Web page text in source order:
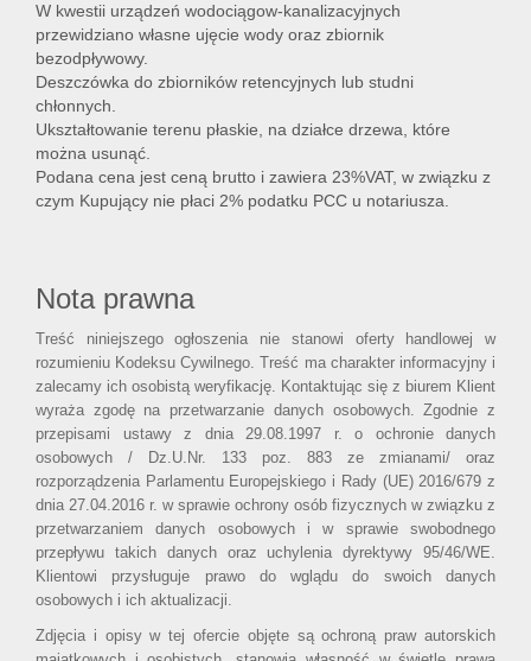
W kwestii urządzeń wodociągow-kanalizacyjnych
przewidziano własne ujęcie wody oraz zbiornik
bezodpływowy.
Deszczówka do zbiorników retencyjnych lub studni
chłonnych.
Ukształtowanie terenu płaskie, na działce drzewa, które
można usunąć.
Podana cena jest ceną brutto i zawiera 23%VAT, w związku z
czym Kupujący nie płaci 2% podatku PCC u notariusza.
Nota prawna
Treść niniejszego ogłoszenia nie stanowi oferty handlowej w
rozumieniu Kodeksu Cywilnego. Treść ma charakter informacyjny i
zalecamy ich osobistą weryfikację. Kontaktując się z biurem Klient
wyraża zgodę na przetwarzanie danych osobowych. Zgodnie z
przepisami ustawy z dnia 29.08.1997 r. o ochronie danych
osobowych / Dz.U.Nr. 133 poz. 883 ze zmianami/ oraz
rozporządzenia Parlamentu Europejskiego i Rady (UE) 2016/679 z
dnia 27.04.2016 r. w sprawie ochrony osób fizycznych w związku z
przetwarzaniem danych osobowych i w sprawie swobodnego
przepływu takich danych oraz uchylenia dyrektywy 95/46/WE.
Klientowi przysługuje prawo do wglądu do swoich danych
osobowych i ich aktualizacji.
Zdjęcia i opisy w tej ofercie objęte są ochroną praw autorskich